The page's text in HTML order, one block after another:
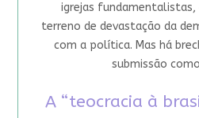
igrejas fundamentalistas,
terreno de devastação da
com a política. Mas há
submissão
A “teocracia à